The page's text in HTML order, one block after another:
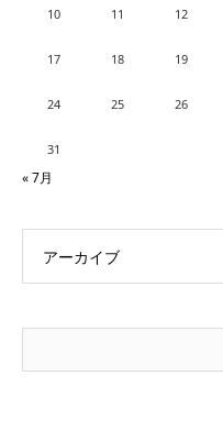
10 11 12
17 18 19
24 25 26
31
« 7月
アーカイブ